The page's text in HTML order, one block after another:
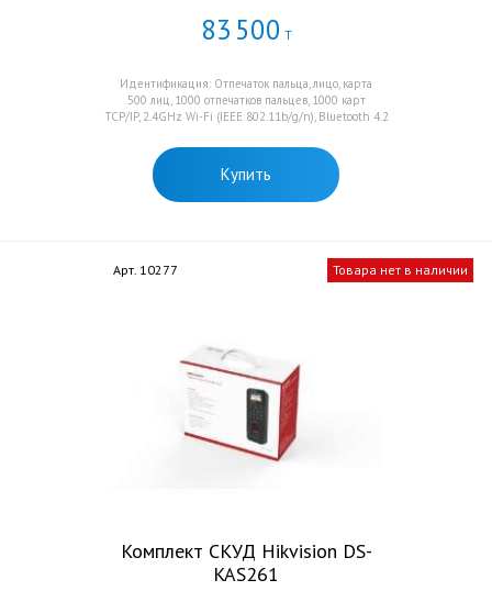
83 500 Т
Идентификация: Отпечаток пальца, лицо, карта
500 лиц, 1000 отпечатков пальцев, 1000 карт
TCP/IP, 2.4GHz Wi-Fi (IEEE 802.11b/g/n), Bluetooth 4.2
Купить
Арт. 10277 Товара нет в наличии
Комплект СКУД Hikvision DS-
KAS261